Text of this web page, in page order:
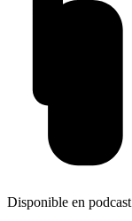
Disponible en podcast